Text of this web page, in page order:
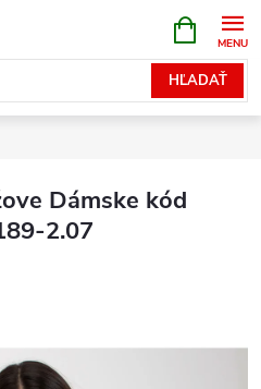
HĽADAŤ
KOŠÍK
Dámske kód
2.07